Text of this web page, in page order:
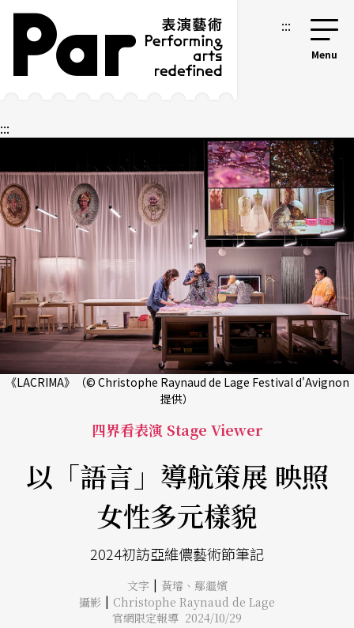
跳到主要內容區塊
網站導覽 :::
:::
《LACRIMA》（© Christophe Raynaud de Lage Festival d'Avignon
提供）
四界看表演 Stage Viewer
以「語言」導航策展 映照
女性多元樣貌
2024初訪亞維儂藝術節筆記
文字 | 黃璿 、 鄢繼嬪
攝影 | Christophe Raynaud de Lage
官網限定報導 2024/10/29